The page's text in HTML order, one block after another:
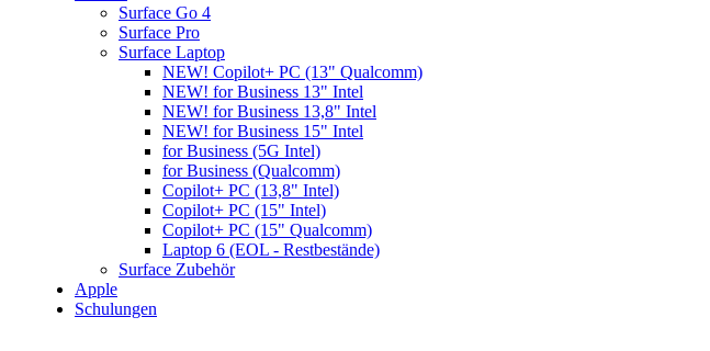
Surface Go 4
Surface Pro
Surface Laptop
NEW! Copilot+ PC (13" Qualcomm)
NEW! for Business 13" Intel
NEW! for Business 13,8" Intel
NEW! for Business 15" Intel
for Business (5G Intel)
for Business (Qualcomm)
Copilot+ PC (13,8" Intel)
Copilot+ PC (15" Intel)
Copilot+ PC (15" Qualcomm)
Laptop 6 (EOL - Restbestände)
Surface Zubehör
Apple
Schulungen